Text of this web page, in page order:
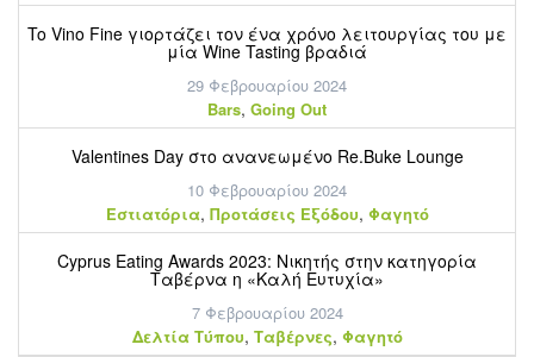
To Vino Fine γιορτάζει τον ένα χρόνο λειτουργίας του με
μία Wine Tasting βραδιά
29 Φεβρουαρίου 2024
Bars, Going Out
Valentines Day στο ανανεωμένο Re.Buke Lounge
10 Φεβρουαρίου 2024
Εστιατόρια, Προτάσεις Εξόδου, Φαγητό
Cyprus Eating Awards 2023: Νικητής στην κατηγορία
Ταβέρνα η «Καλή Ευτυχία»
7 Φεβρουαρίου 2024
Δελτία Τύπου, Ταβέρνες, Φαγητό